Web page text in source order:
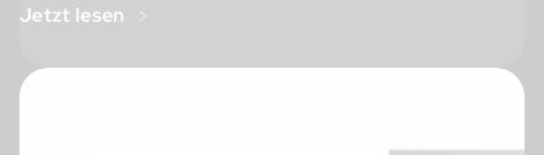
Jetzt lesen